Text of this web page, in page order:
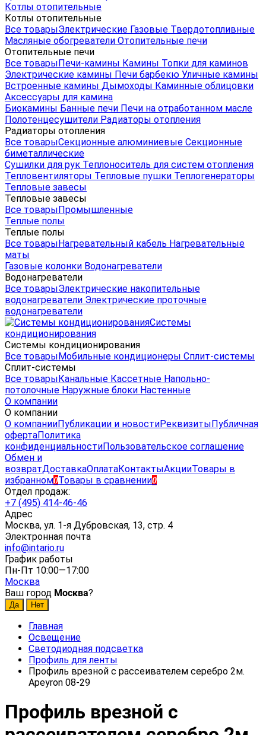
Котлы отопительные
Котлы отопительные
Все товарыЭлектрические Газовые Твердотопливные
Масляные обогреватели Отопительные печи
Отопительные печи
Все товарыПечи-камины Камины Топки для каминов
Электрические камины Печи барбекю Уличные камины
Встроенные камины Дымоходы Каминные облицовки
Аксессуары для камина
Биокамины Банные печи Печи на отработанном масле
Полотенцесушители Радиаторы отопления
Радиаторы отопления
Все товарыСекционные алюминиевые Секционные
биметаллические
Сушилки для рук Теплоноситель для систем отопления
Тепловентиляторы Тепловые пушки Теплогенераторы
Тепловые завесы
Тепловые завесы
Все товарыПромышленные
Теплые полы
Теплые полы
Все товарыНагревательный кабель Нагревательные
маты
Газовые колонки Водонагреватели
Водонагреватели
Все товарыЭлектрические накопительные
водонагреватели Электрические проточные
водонагреватели
Системы
кондиционирования
Системы кондиционирования
Все товарыМобильные кондиционеры Сплит-системы
Сплит-системы
Все товарыКанальные Кассетные Напольно-
потолочные Наружные блоки Настенные
О компании
О компании
О компанииПубликации и новостиРеквизитыПубличная
офертаПолитика
конфиденциальностиПользовательское соглашение
Обмен и
возвратДоставкаОплатаКонтактыАкцииТовары в
избранном0Товары в сравнении0
Отдел продаж:
+7 (495) 414-46-46
Адрес
Москва, ул. 1-я Дубровская, 13, стр. 4
Электронная почта
info@intario.ru
График работы
Пн-Пт 10:00—17:00
Москва
Ваш город Москва?
Главная
Освещение
Светодиодная подсветка
Профиль для ленты
Профиль врезной с рассеивателем серебро 2м.
Apeyron 08-29
Профиль врезной с